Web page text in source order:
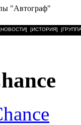
"Автограф"
[ИСТОРИЯ]